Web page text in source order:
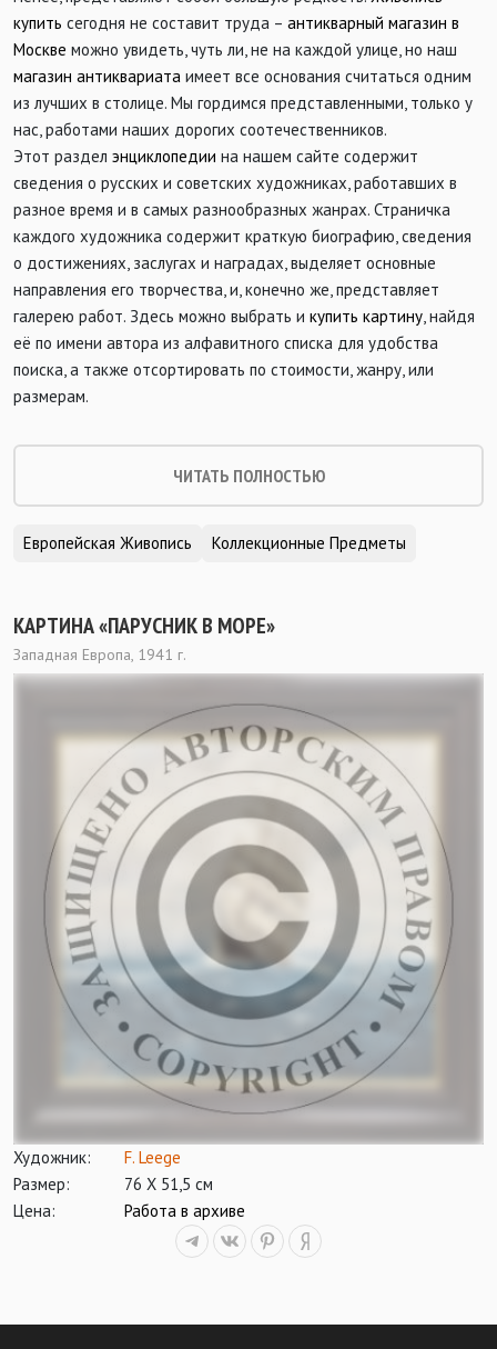
купить сегодня не составит труда – антикварный магазин в
Москве можно увидеть, чуть ли, не на каждой улице, но наш
магазин антиквариата имеет все основания считаться одним
из лучших в столице. Мы гордимся представленными, только у
нас, работами наших дорогих соотечественников.
Этот раздел энциклопедии на нашем сайте содержит
сведения о русских и советских художниках, работавших в
разное время и в самых разнообразных жанрах. Страничка
каждого художника содержит краткую биографию, сведения
о достижениях, заслугах и наградах, выделяет основные
направления его творчества, и, конечно же, представляет
галерею работ. Здесь можно выбрать и купить картину, найдя
её по имени автора из алфавитного списка для удобства
поиска, а также отсортировать по стоимости, жанру, или
размерам.
ЧИТАТЬ ПОЛНОСТЬЮ
Европейская Живопись Коллекционные Предметы
КАРТИНА «ПАРУСНИК В МОРЕ»
Западная Европа, 1941 г.
Художник:
F. Leege
Размер:
76 Х 51,5 см
Цена:
Работа в архиве